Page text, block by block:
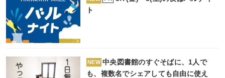
ト
NEW 中央図書館のすぐそばに、1人で
も、複数名でシェアしても自由に使え